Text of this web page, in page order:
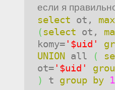
если я
select ot, max
( select ot,
komy= '$uid'
UNION all (
ot= '$uid'
)
t group by 1